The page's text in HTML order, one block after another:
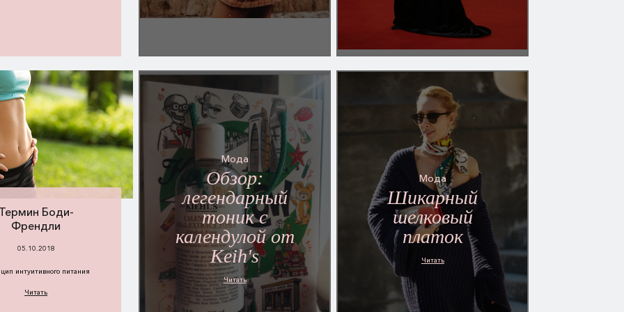
Боди-
Френдли
05.10.2018
интуитивного питания
Читать
Мода
Обзор:
легендарный
тоник с
календулой от
Keih's
Читать
Мода
Шикарный
шелковый
платок
Читать